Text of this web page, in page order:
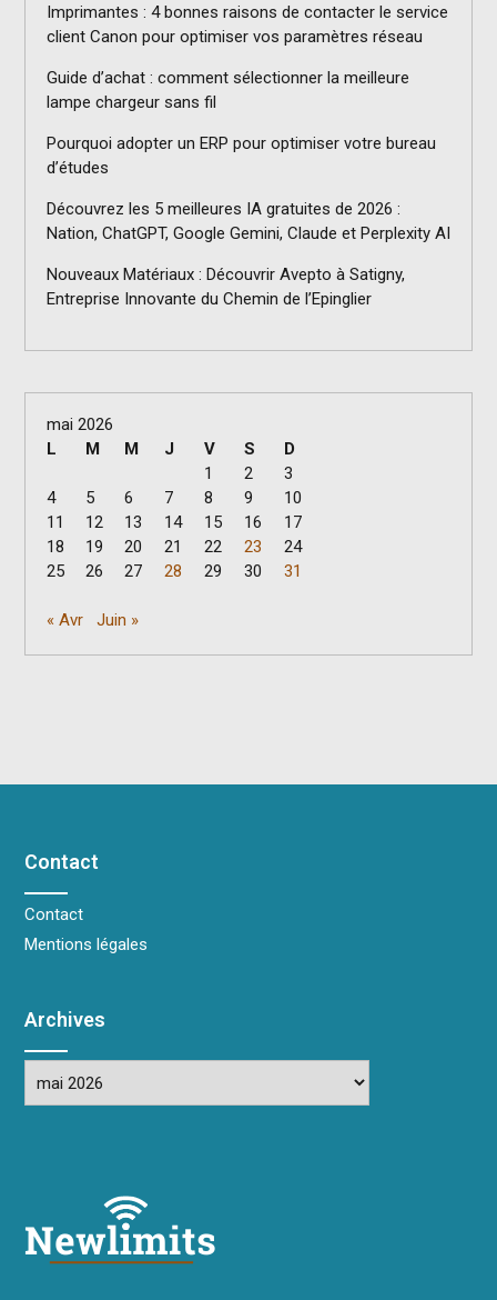
Imprimantes : 4 bonnes raisons de contacter le service
client Canon pour optimiser vos paramètres réseau
Guide d’achat : comment sélectionner la meilleure
lampe chargeur sans fil
Pourquoi adopter un ERP pour optimiser votre bureau
d’études
Découvrez les 5 meilleures IA gratuites de 2026 :
Nation, ChatGPT, Google Gemini, Claude et Perplexity AI
Nouveaux Matériaux : Découvrir Avepto à Satigny,
Entreprise Innovante du Chemin de l’Epinglier
mai 2026
L
M M J V S
D
1
2
3
4
5 6 7 8 9
10
11
12 13 14 15 16
17
18
19 20 21 22 23
24
25
26 27 28 29 30 31
« Avr Juin »
Contact
Contact
Mentions légales
Archives